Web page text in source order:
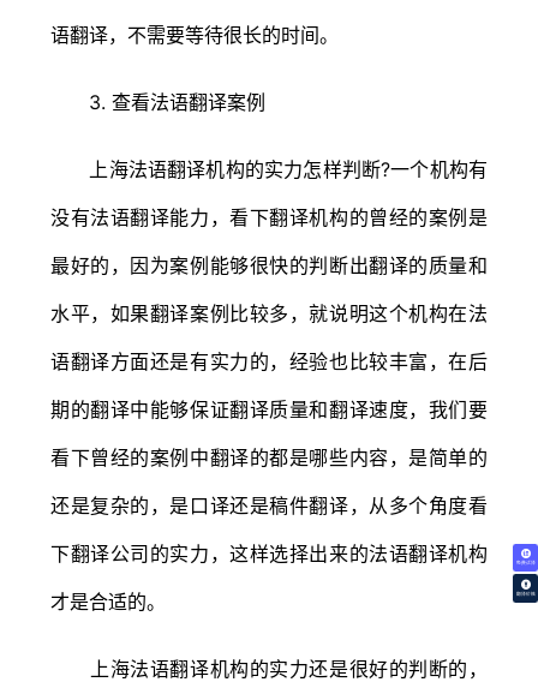
免费试译
翻译价格
语翻译，不需要等待很长的时间。
3. 查看法语翻译案例
上海法语翻译机构的实力怎样判断?一个机构有
没有法语翻译能力，看下翻译机构的曾经的案例是
最好的，因为案例能够很快的判断出翻译的质量和
水平，如果翻译案例比较多，就说明这个机构在法
语翻译方面还是有实力的，经验也比较丰富，在后
期的翻译中能够保证翻译质量和翻译速度，我们要
看下曾经的案例中翻译的都是哪些内容，是简单的
还是复杂的，是口译还是稿件翻译，从多个角度看
下翻译公司的实力，这样选择出来的法语翻译机构
才是合适的。
上海法语翻译机构的实力还是很好的判断的，